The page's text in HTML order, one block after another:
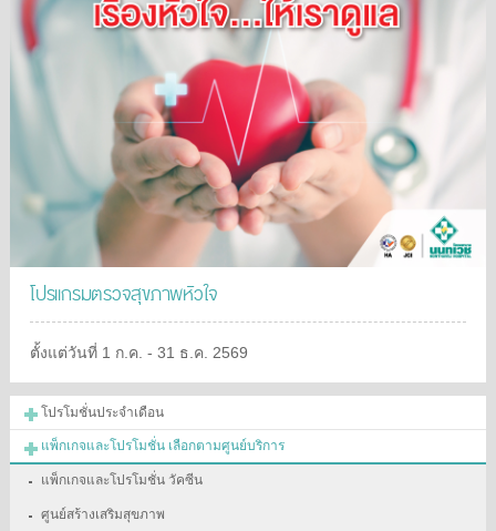
โปรแกรมตรวจสุขภาพหัวใจ
ตั้งแต่วันที่ 1 ก.ค. - 31 ธ.ค. 2569
โปรโมชั่นประจำเดือน
แพ็กเกจและโปรโมชั่น เลือกตามศูนย์บริการ
แพ็กเกจและโปรโมชั่น วัคซีน
ศูนย์สร้างเสริมสุขภาพ